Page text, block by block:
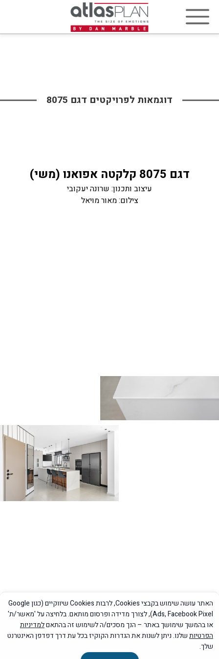
דוגמאות לפרויקטים דגם 8075
דגם 8075 קלקטה אפואנו (משי)
עיצוב ותכנון: שרונה יעקובי
צילום: מאור מויאל
האתר עושה שימוש בקבצי Cookies, לרבות Cookies שיווקיים (כגון Google
Ads, Facebook Pixel), לצורך מדידה ופרסום מותאם. בלחיצה על 'מאשר/ת'
או בהמשך שימושך באתר – הנך מסכים/ה לשימוש זה בהתאםלמדיניות
הפרטיותשלנו. ניתן לשנות את הגדרות הקוקיז בכל עת דרך דפדפן האינטרנט
שלך.
מדיניות פרטיות|הצהרת נגישות